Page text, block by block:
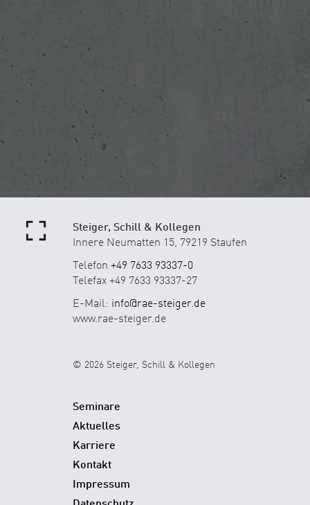
Steiger, Schill & Kollegen
Innere Neumatten 15, 79219 Staufen
Telefon +49 7633 93337-0
Telefax +49 7633 93337-27
E-Mail: info@rae-steiger.de
www.rae-steiger.de
© 2026 Steiger, Schill & Kollegen
Seminare
Aktuelles
Karriere
Kontakt
Impressum